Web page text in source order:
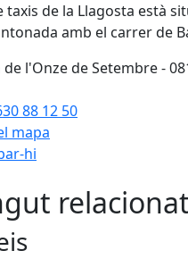
taxis de la Llagosta està
amb el carrer de
l'Onze de Setembre -
88 12 50
mapa
hi
relacionat